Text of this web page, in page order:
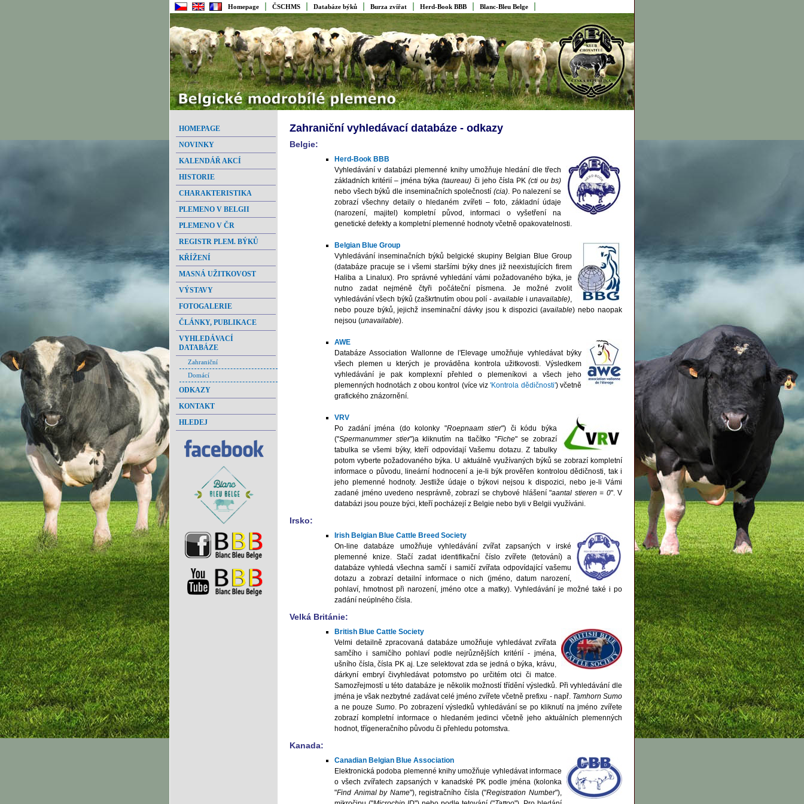
Homepage ČSCHMS Databáze býků Burza zvířat Herd-Book BBB Blanc-Bleu Belge
HOMEPAGE
NOVINKY
KALENDÁŘ AKCÍ
HISTORIE
CHARAKTERISTIKA
PLEMENO V BELGII
PLEMENO V ČR
REGISTR PLEM. BÝKŮ
KŘÍŽENÍ
MASNÁ UŽITKOVOST
VÝSTAVY
FOTOGALERIE
ČLÁNKY, PUBLIKACE
VYHLEDÁVACÍ
DATABÁZE
Zahraniční
Domácí
ODKAZY
KONTAKT
HLEDEJ
Zahraniční vyhledávací databáze - odkazy
Belgie:
Herd-Book BBB
Vyhledávání v databázi plemenné knihy umožňuje hledání dle třech
základních kritérií – jména býka(taureau) či jeho čísla PK (cti ou bs)
nebo všech býků dle inseminačních společností (cia). Po nalezení se
zobrazí všechny detaily o hledaném zvířeti – foto, základní údaje
(narození, majitel) kompletní původ, informaci o vyšetření na
genetické defekty a kompletní plemenné hodnoty včetně opakovatelnosti.
Belgian Blue Group
Vyhledávání inseminačních býků belgické skupiny Belgian Blue Group
(databáze pracuje se i všemi staršími býky dnes již neexistujících firem
Haliba a Linalux). Pro správné vyhledání vámi požadovaného býka, je
nutno zadat nejméně čtyři počáteční písmena. Je možné zvolit
vyhledávání všech býků (zaškrtnutím obou polí -available iunavailable),
nebo pouze býků, jejichž inseminační dávky jsou k dispozici (available) nebo naopak
nejsou (unavailable).
AWE
Databáze Association Wallonne de l'Elevage umožňuje vyhledávat býky
všech plemen u kterých je prováděna kontrola užitkovosti. Výsledkem
vyhledávání je pak komplexní přehled o plemeníkovi a všech jeho
plemenných hodnotách z obou kontrol (více viz'Kontrola dědičnosti') včetně
grafického znázornění.
VRV
Po zadání jména (do kolonky "Roepnaam stier") či kódu býka
("Spermanummer stier")a kliknutím na tlačítko "Fiche" se zobrazí
tabulka se všemi býky, kteří odpovídají Vašemu dotazu. Z tabulky
potom vyberte požadovaného býka. U aktuálně využívaných býků se zobrazí kompletní
informace o původu, lineární hodnocení a je-li býk prověřen kontrolou dědičnosti, tak i
jeho plemenné hodnoty. Jestliže údaje o býkovi nejsou k dispozici, nebo je-li Vámi
zadané jméno uvedeno nesprávně, zobrazí se chybové hlášení "aantal stieren = 0". V
databázi jsou pouze býci, kteří pocházejí z Belgie nebo byli v Belgii využíváni.
Irsko:
Irish Belgian Blue Cattle Breed Society
On-line databáze umožňuje vyhledávání zvířat zapsaných v irské
plemenné knize. Stačí zadat identifikační číslo zvířete (tetování) a
databáze vyhledá všechna samčí i samičí zvířata odpovídající vašemu
dotazu a zobrazí detailní informace o nich (jméno, datum narození,
pohlaví, hmotnost při narození, jméno otce a matky). Vyhledávání je možné také i po
zadání neúplného čísla.
Velká Británie:
British Blue Cattle Society
Velmi detailně zpracovaná databáze umožňuje vyhledávat zvířata
samčího i samičího pohlaví podle nejrůznějších kritérií - jména,
ušního čísla, čísla PK aj. Lze selektovat zda se jedná o býka, krávu,
dárkyní embryí čivyhledávat potomstvo po určitém otci či matce.
Samozřejmostí u této databáze je několik možností třídění výsledků. Při vyhledávání dle
jména je však nezbytné zadávat celé jméno zvířete včetně prefixu - např. Tamhorn Sumo
a ne pouze Sumo. Po zobrazení výsledků vyhledávání se po kliknutí na jméno zvířete
zobrazí kompletní informace o hledaném jedinci včetně jeho aktuálních plemenných
hodnot, třígeneračního původu či přehledu potomstva.
Kanada:
Canadian Belgian Blue Association
Elektronická podoba plemenné knihy umožňuje vyhledávat informace
o všech zvířatech zapsaných v kanadské PK podle jména (kolonka
"Find Animal by Name"), registračního čísla ("Registration Number"),